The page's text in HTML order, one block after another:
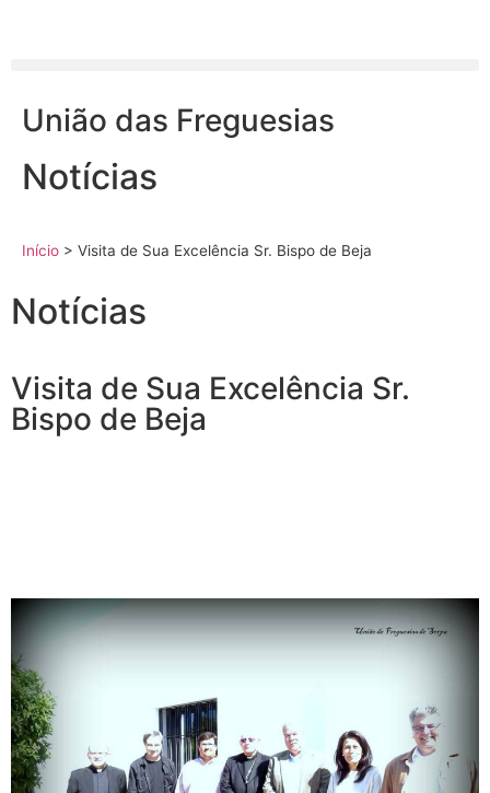
União das Freguesias
Notícias
Início > Visita de Sua Excelência Sr. Bispo de Beja
Notícias
Visita de Sua Excelência Sr.
Bispo de Beja